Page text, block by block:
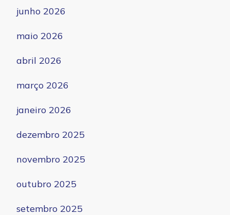
junho 2026
maio 2026
abril 2026
março 2026
janeiro 2026
dezembro 2025
novembro 2025
outubro 2025
setembro 2025